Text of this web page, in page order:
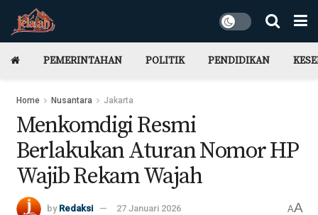
PEMERINTAHAN POLITIK PENDIDIKAN
Home Nusantara Jakarta
Menkomdigi Resmi
Berlakukan Aturan Nomor HP
Wajib Rekam Wajah
by Redaksi 27 Januari 2026 AA